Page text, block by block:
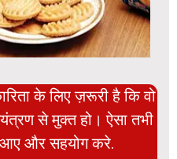
के लिए ज़रूरी है कि वो
से मुक्त हो। ऐसा तभी
और सहयोग करे.